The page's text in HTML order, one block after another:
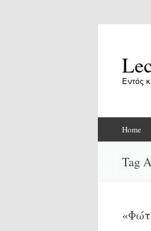
Εντός
to
Home
Tag